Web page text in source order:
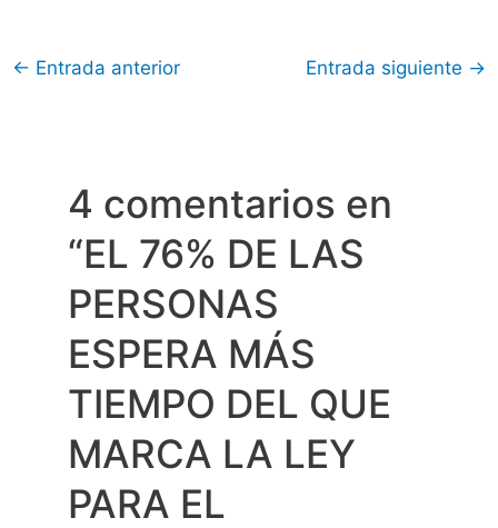
← Entrada anterior Entrada siguiente →
4 comentarios en
“EL 76% DE LAS
PERSONAS
ESPERA MÁS
TIEMPO DEL QUE
MARCA LA LEY
PARA EL